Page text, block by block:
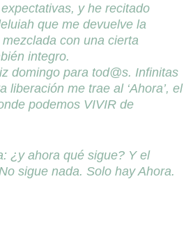
y he recitado
que me devuelve la
con una cierta
integro.
domingo para tod@s. Infinitas
liberación me trae al ‘Ahora’, el
podemos VIVIR de
¿y ahora qué sigue? Y el
sigue nada. Solo hay Ahora.